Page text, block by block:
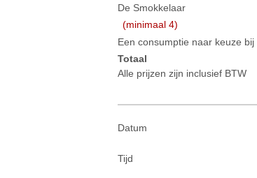
De Smokkelaar
(minimaal 4)
Een consumptie naar keuze bij
Totaal
Alle prijzen zijn inclusief BTW
Datum
Tijd